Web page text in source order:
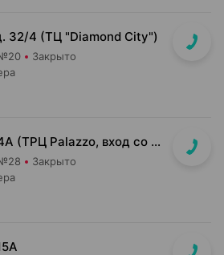
32/4 (ТЦ "Diamond City")
Закрыто
ул. Тимирязева, д. 74А (ТРЦ Palazzo, вход со стороны ул. Тимирязева)
Закрыто